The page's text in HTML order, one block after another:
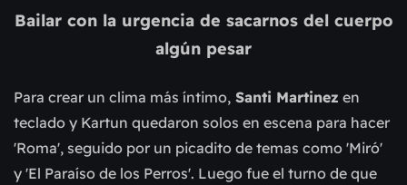
Bailar con la urgencia de sacarnos del cuerpo
algún pesar
Para crear un clima más íntimo, Santi Martinez en
teclado y Kartun quedaron solos en escena para hacer
'Roma', seguido por un picadito de temas como 'Miró'
y 'El Paraíso de los Perros'. Luego fue el turno de que